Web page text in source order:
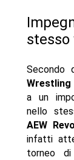
stesso
Secondo
Wrestling
a un
nello
AEW
infatti
torneo di